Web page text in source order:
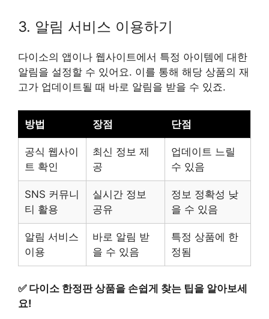
3. 알림 서비스 이용하기
다이소의 앱이나 웹사이트에서 특정 아이템에 대한
알림을 설정할 수 있어요. 이를 통해 해당 상품의 재
고가 업데이트될 때 바로 알림을 받을 수 있죠.
방법 장점 단점
공식 웹사이
트 확인
최신 정보 제
공
업데이트 느릴
수 있음
SNS 커뮤니
티 활용
실시간 정보
공유
정보 정확성 낮
을 수 있음
알림 서비스
이용
바로 알림 받
을 수 있음
특정 상품에 한
정됨
✅ 다이소 한정판 상품을 손쉽게 찾는 팁을 알아보세
요!